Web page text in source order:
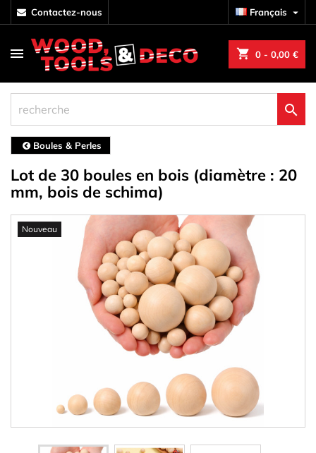
contactez-nous Français 
shopping_cart 0 - 0,00 €

Boules & Perles
Lot de 30 boules en bois (diamètre : 20
mm, bois de schima)
Nouveau